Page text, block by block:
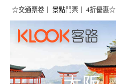
☆交通票卷｜ 景點門票｜ 4折優惠☆